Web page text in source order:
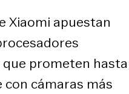
Xiaomi apuestan
que prometen hasta
con cámaras más